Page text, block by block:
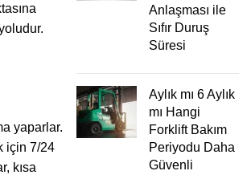
yaparlar.
için 7/24
kısa
Anlaşması ile
Sıfır Duruş
Süresi
Aylık mı 6 Aylık
mı Hangi
Forklift Bakım
Periyodu Daha
Güvenli